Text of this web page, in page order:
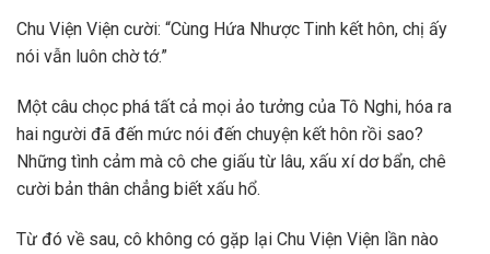
Chu Viện Viện cười: “Cùng Hứa Nhược Tinh kết hôn, chị ấy
nói vẫn luôn chờ tớ.”
Một câu chọc phá tất cả mọi ảo tưởng của Tô Nghi, hóa ra
hai người đã đến mức nói đến chuyện kết hôn rồi sao?
Những tình cảm mà cô che giấu từ lâu, xấu xí dơ bẩn, chê
cười bản thân chẳng biết xấu hổ.
Từ đó về sau, cô không có gặp lại Chu Viện Viện lần nào